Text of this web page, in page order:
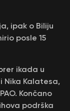
ipak o Biliju
posle 15
ikada u
Nika Kalatesa,
Končano
podrška